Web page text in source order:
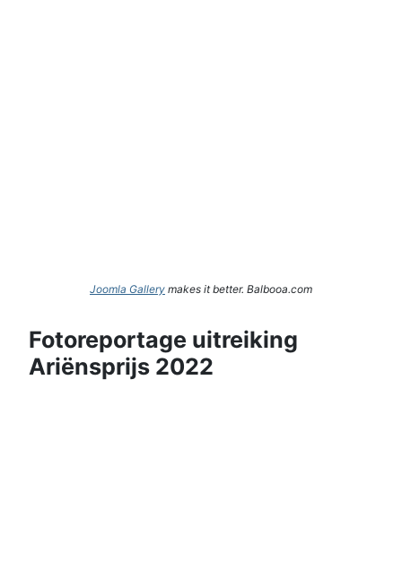
Joomla Gallery makes it better. Balbooa.com
Fotoreportage uitreiking
Ariënsprijs 2022